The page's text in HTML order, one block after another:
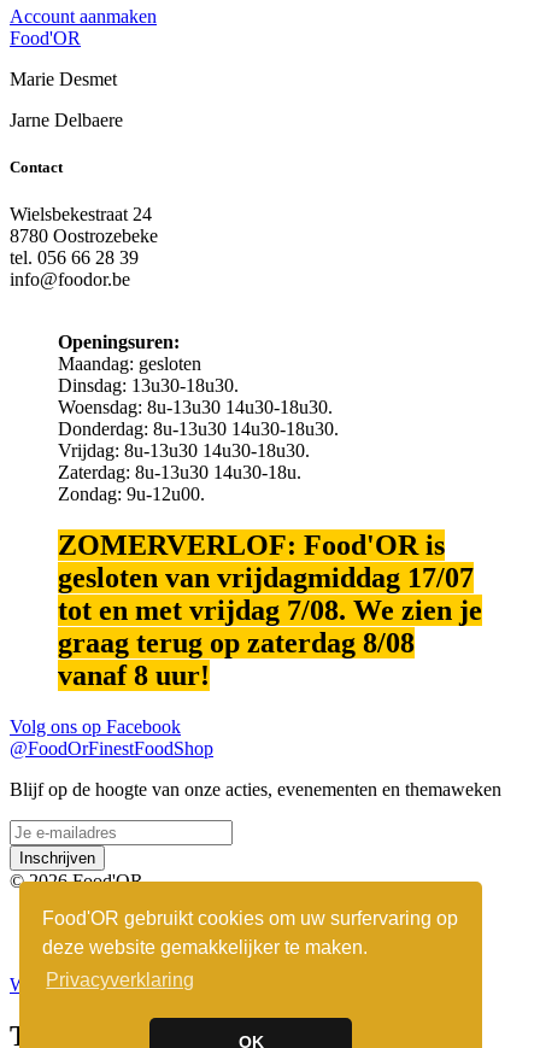
Food'OR gebruikt cookies om uw surfervaring op
deze website gemakkelijker te maken.
Privacyverklaring
OK
Account aanmaken
Food'OR
Marie Desmet
Jarne Delbaere
Contact
Wielsbekestraat 24
8780 Oostrozebeke
tel. 056 66 28 39
info@foodor.be
Openingsuren:
Maandag: gesloten
Dinsdag: 13u30-18u30.
Woensdag: 8u-13u30 14u30-18u30.
Donderdag: 8u-13u30 14u30-18u30.
Vrijdag: 8u-13u30 14u30-18u30.
Zaterdag: 8u-13u30 14u30-18u.
Zondag: 9u-12u00.
ZOMERVERLOF: Food'OR is
gesloten van vrijdagmiddag 17/07
tot en met vrijdag 7/08. We zien je
graag terug op zaterdag 8/08
vanaf 8 uur!
Volg ons op Facebook
@FoodOrFinestFoodShop
Blijf op de hoogte van onze acties, evenementen en themaweken
Inschrijven
© 2026 Food'OR
Algemene voorwaarden
Disclaimer
Webshop nodig? Custoflex.com
Toegevoegd aan winkelmandje